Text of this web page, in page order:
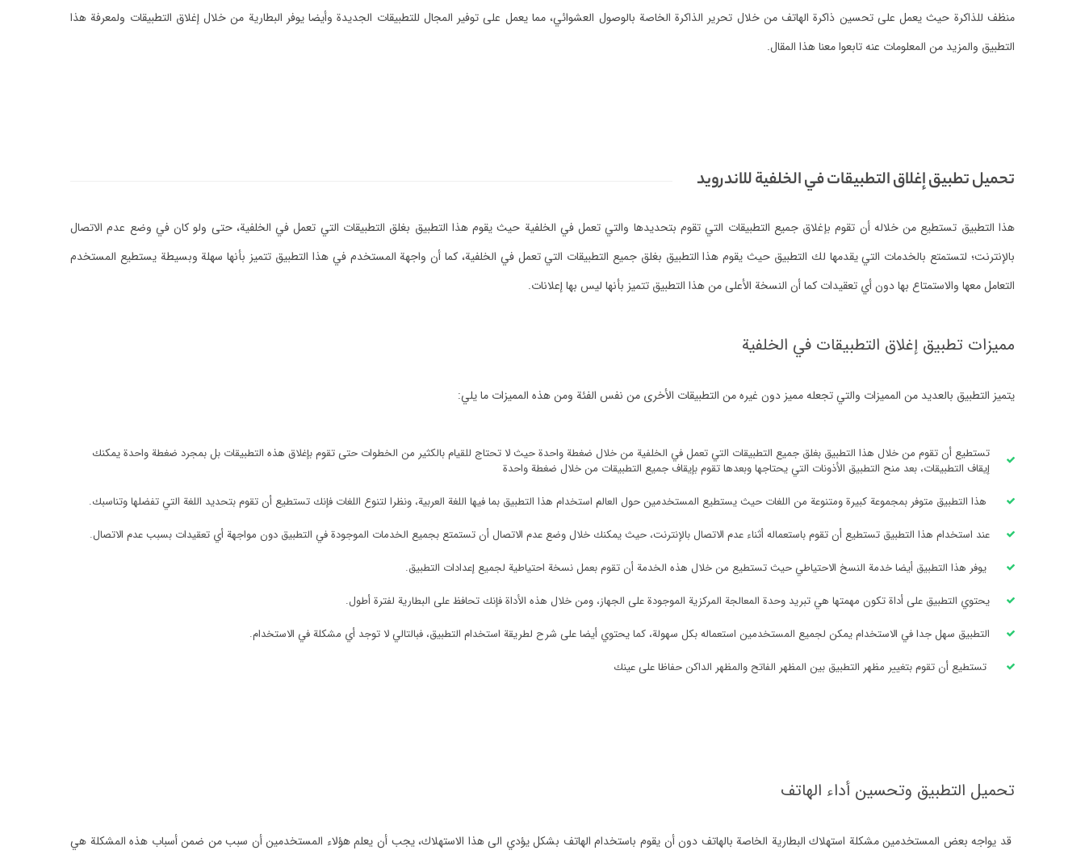
منظف للذاكرة حيث يعمل على تحسين ذاكرة الهاتف من خلال تحرير الذاكرة الخاصة بالوصول العشوائي، مما يعمل على توفير المجال للتطبيقات الجديدة وأيضا يوفر البطارية من خلال إغلاق التطبيقات ولمعرفة هذا
التطبيق والمزيد من المعلومات عنه تابعوا معنا هذا المقال.
تحميل تطبيق إغلاق التطبيقات في الخلفية للاندرويد
هذا التطبيق تستطيع من خلاله أن تقوم بإغلاق جميع التطبيقات التي تقوم بتحديدها والتي تعمل في الخلفية حيث يقوم هذا التطبيق بغلق التطبيقات التي تعمل في الخلفية، حتى ولو كان في وضع عدم الاتصال
بالإنترنت؛ لتستمتع بالخدمات التي يقدمها لك التطبيق حيث يقوم هذا التطبيق بغلق جميع التطبيقات التي تعمل في الخلفية، كما أن واجهة المستخدم في هذا التطبيق تتميز بأنها سهلة وبسيطة يستطيع المستخدم
التعامل معها والاستمتاع بها دون أي تعقيدات كما أن النسخة الأعلى من هذا التطبيق تتميز بأنها ليس بها إعلانات.
مميزات تطبيق إغلاق التطبيقات في الخلفية
يتميز التطبيق بالعديد من المميزات والتي تجعله مميز دون غيره من التطبيقات الأخرى من نفس الفئة ومن هذه المميزات ما يلي:
تستطيع أن تقوم من خلال هذا التطبيق بغلق جميع التطبيقات التي تعمل في الخلفية من خلال ضغطة واحدة حيث لا تحتاج للقيام بالكثير من الخطوات حتى تقوم بإغلاق هذه التطبيقات بل بمجرد ضغطة واحدة يمكنك
إيقاف التطبيقات، بعد منح التطبيق الأذونات التي يحتاجها وبعدها تقوم بإيقاف جميع التطبيقات من خلال ضغطة واحدة
هذا التطبيق متوفر بمجموعة كبيرة ومتنوعة من اللغات حيث يستطيع المستخدمين حول العالم استخدام هذا التطبيق بما فيها اللغة العربية، ونظرا لتنوع اللغات فإنك تستطيع أن تقوم بتحديد اللغة التي تفضلها وتناسبك.
عند استخدام هذا التطبيق تستطيع أن تقوم باستعماله أثناء عدم الاتصال بالإنترنت، حيث يمكنك خلال وضع عدم الاتصال أن تستمتع بجميع الخدمات الموجودة في التطبيق دون مواجهة أي تعقيدات بسبب عدم الاتصال.
يوفر هذا التطبيق أيضا خدمة النسخ الاحتياطي حيث تستطيع من خلال هذه الخدمة أن تقوم بعمل نسخة احتياطية لجميع إعدادات التطبيق.
يحتوي التطبيق على أداة تكون مهمتها هي تبريد وحدة المعالجة المركزية الموجودة على الجهاز، ومن خلال هذه الأداة فإنك تحافظ على البطارية لفترة أطول.
التطبيق سهل جدا في الاستخدام يمكن لجميع المستخدمين استعماله بكل سهولة، كما يحتوي أيضا على شرح لطريقة استخدام التطبيق، فبالتالي لا توجد أي مشكلة في الاستخدام.
تستطيع أن تقوم بتغيير مظهر التطبيق بين المظهر الفاتح والمظهر الداكن حفاظا على عينك
تحميل التطبيق وتحسين أداء الهاتف
قد يواجه بعض المستخدمين مشكلة استهلاك البطارية الخاصة بالهاتف دون أن يقوم باستخدام الهاتف بشكل يؤدي الى هذا الاستهلاك، يجب أن يعلم هؤلاء المستخدمين أن سبب من ضمن أسباب هذه المشكلة هي